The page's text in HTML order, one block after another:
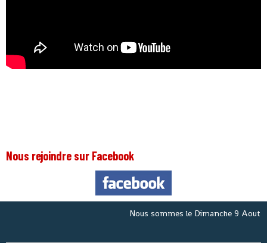
Nous rejoindre sur Facebook
Nous sommes leDimanche 9 Aout